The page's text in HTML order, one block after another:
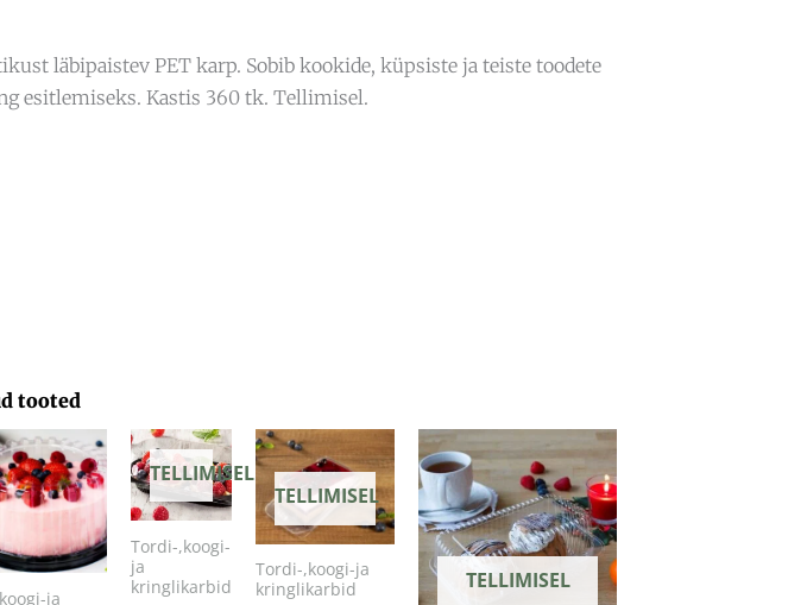
läbipaistev PET karp. Sobib kookide, küpsiste ja teiste toodete
esitlemiseks. Kastis 360 tk. Tellimisel.
tooted
ja
TELLIMISEL
Tordi-,koogi-
ja
kringlikarbid
TELLIMISEL
Tordi-,koogi-ja
kringlikarbid
TELLIMISEL